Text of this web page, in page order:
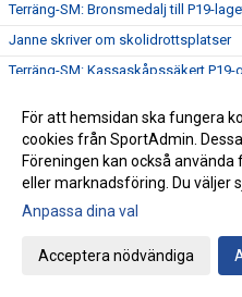
Terräng-SM: Bronsmedalj till P19-
Janne skriver om skolidrottsplatser
Terräng-SM: Kassaskåpssäkert P19-
Terräng-SM: Veteran-silver till
Vilka fantastiska funktionärer vi har!
Terräng-SM: Dubbelt i lagtävlingen i
Stark trio juniorlöpare från IFK i
Terräng-SM: Samuels första USM-guld
För att hemsidan ska fungera
cookies från SportAdmin.
Föreningen kan också
eller marknadsföring. Du väljer
Anpassa dina val
Acceptera nödvändiga